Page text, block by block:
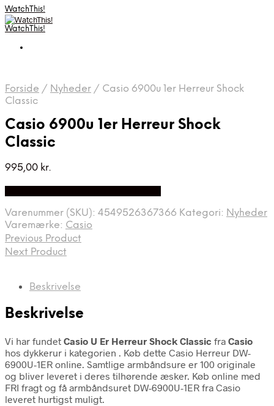
WatchThis!
WatchThis!
Forside / Nyheder / Casio 6900u 1er Herreur Shock
Classic
Casio 6900u 1er Herreur Shock
Classic
995,00 kr.
Varenummer (SKU): 4549526367366 Kategori: Nyheder
Varemærke: Casio
Previous Product
Next Product
Beskrivelse
Beskrivelse
Vi har fundet Casio U Er Herreur Shock Classic fra Casio
hos dykkerur i kategorien . Køb dette Casio Herreur DW-
6900U-1ER online. Samtlige armbåndsure er 100 originale
og bliver leveret i deres tilhørende æsker. Køb online med
FRI fragt og få armbåndsuret DW-6900U-1ER fra Casio
leveret hurtigst muligt.